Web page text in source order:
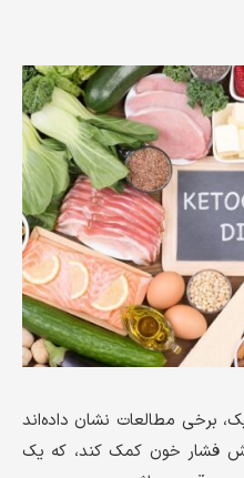
برخی مطالعات نشان داده‌اند
فشار خون کمک کند، که یک